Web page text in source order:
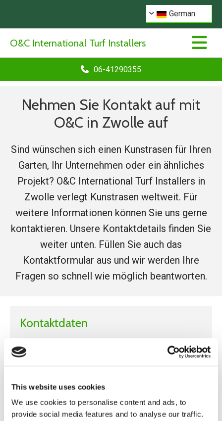
This website uses cookies
We use cookies to personalise content and ads, to
provide social media features and to analyse our traffic.
German
O&C International Turf Installers
06-41290355
Nehmen Sie Kontakt auf mit
O&C in Zwolle auf
Sind wünschen sich einen Kunstrasen für Ihren
Garten, Ihr Unternehmen oder ein ähnliches
Projekt? O&C International Turf Installers in
Zwolle verlegt Kunstrasen weltweit. Für
weitere Informationen können Sie uns gerne
kontaktieren. Unsere Kontaktdetails finden Sie
weiter unten. Füllen Sie auch das
Kontaktformular aus und wir werden Ihre
Fragen so schnell wie möglich beantworten.
Kontaktdaten

8043 PD Zwolle